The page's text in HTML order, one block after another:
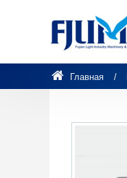
Главная